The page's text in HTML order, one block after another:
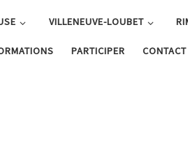
VILLENEUVE-LOUBET
PARTICIPER CONTACT